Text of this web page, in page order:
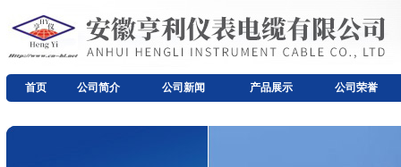
首页 公司简介 公司新闻 产品展示 公司荣誉